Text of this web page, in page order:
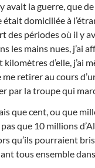
avait la guerre, que
domiciliée à
des périodes où il y
les mains nues, j’ai
kilomètres d’elle, j’ai
retirer au cours
par la troupe qui
que cent, ou que
que 10 millions
qu’ils pourraient
tous ensemble